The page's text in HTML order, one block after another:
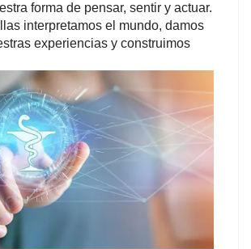
forma de pensar, sentir y actuar.
interpretamos el mundo, damos
experiencias y construimos